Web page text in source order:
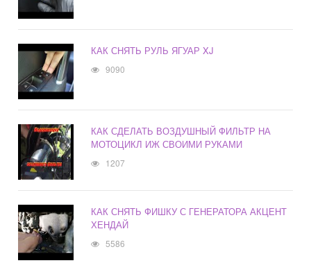
КАК СНЯТЬ РУЛЬ ЯГУАР XJ
9090
КАК СДЕЛАТЬ ВОЗДУШНЫЙ ФИЛЬТР НА
МОТОЦИКЛ ИЖ СВОИМИ РУКАМИ
1207
КАК СНЯТЬ ФИШКУ С ГЕНЕРАТОРА АКЦЕНТ
ХЕНДАЙ
5586